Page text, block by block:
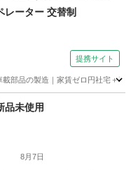
レーター 交替制
提携サイト
部品の製造｜家賃ゼロ円社宅＋
未使用
8月7日